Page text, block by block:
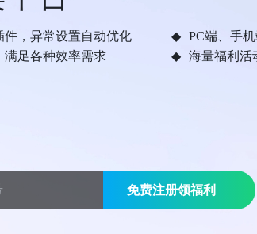
，异常设置自动优化
PC端、手
满足各种效率需求
海量福利活
免费注册领福利